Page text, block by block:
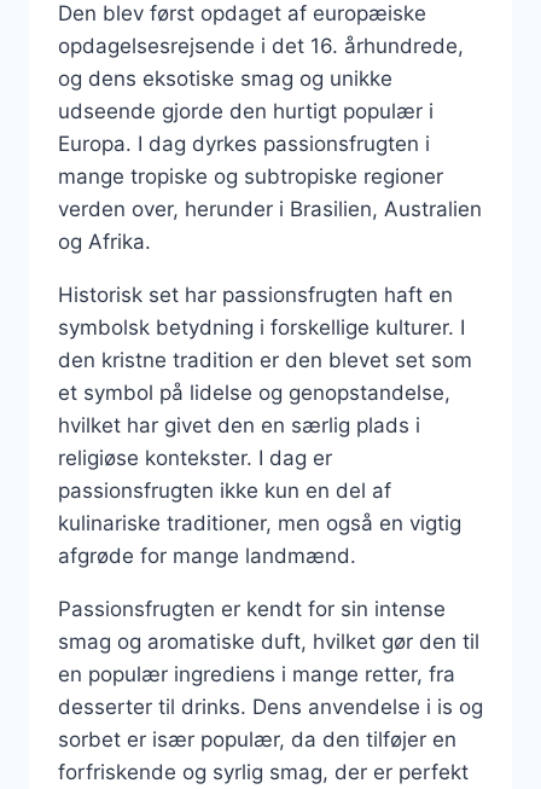
Den blev først opdaget af europæiske
opdagelsesrejsende i det 16. århundrede,
og dens eksotiske smag og unikke
udseende gjorde den hurtigt populær i
Europa. I dag dyrkes passionsfrugten i
mange tropiske og subtropiske regioner
verden over, herunder i Brasilien, Australien
og Afrika.
Historisk set har passionsfrugten haft en
symbolsk betydning i forskellige kulturer. I
den kristne tradition er den blevet set som
et symbol på lidelse og genopstandelse,
hvilket har givet den en særlig plads i
religiøse kontekster. I dag er
passionsfrugten ikke kun en del af
kulinariske traditioner, men også en vigtig
afgrøde for mange landmænd.
Passionsfrugten er kendt for sin intense
smag og aromatiske duft, hvilket gør den til
en populær ingrediens i mange retter, fra
desserter til drinks. Dens anvendelse i is og
sorbet er især populær, da den tilføjer en
forfriskende og syrlig smag, der er perfekt